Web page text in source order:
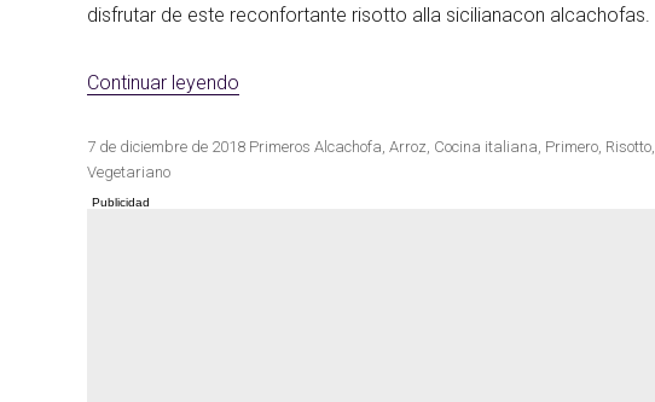
Cocina de invierno
con calabaza
disfrutar de este reconfortante risotto alla sicilianacon alcachofas.
Continuar leyendo
Publicado
el
7 de diciembre de 2018 Categorías
Primeros Etiquetas
Alcachofa, Arroz, Cocina italiana, Primero, Risotto,
Vegetariano